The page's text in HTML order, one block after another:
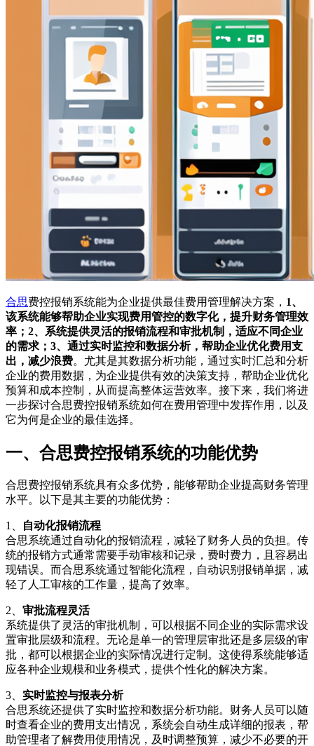
合思费控报销系统能为企业提供最佳费用管理解决方案， 1、
该系统能够帮助企业实现费用管控的数字化，提升财务管理效
率；2、系统提供灵活的报销流程和审批机制，适应不同企业
的需求；3、通过实时监控和数据分析，帮助企业优化费用支
出，减少浪费。尤其是其数据分析功能，通过实时汇总和分析
企业的费用数据，为企业提供有效的决策支持，帮助企业优化
预算和成本控制，从而提高整体运营效率。接下来，我们将进
一步探讨合思费控报销系统如何在费用管理中发挥作用，以及
它为何是企业的最佳选择。
一、合思费控报销系统的功能优势
合思费控报销系统具有众多优势，能够帮助企业提高财务管理
水平。以下是其主要的功能优势：
1、
自动化报销流程
合思系统通过自动化的报销流程，减轻了财务人员的负担。传
统的报销方式通常需要手动审核和记录，费时费力，且容易出
现错误。而合思系统通过智能化流程，自动识别报销单据，减
轻了人工审核的工作量，提高了效率。
2、 审批流程灵活
系统提供了灵活的审批机制，可以根据不同企业的实际需求设
置审批层级和流程。无论是单一的管理层审批还是多层级的审
批，都可以根据企业的实际情况进行定制。这使得系统能够适
应各种企业规模和业务模式，提供个性化的解决方案。
3、 实时监控与报表分析
合思系统还提供了实时监控和数据分析功能。财务人员可以随
时查看企业的费用支出情况，系统会自动生成详细的报表，帮
助管理者了解费用使用情况，及时调整预算，减少不必要的开